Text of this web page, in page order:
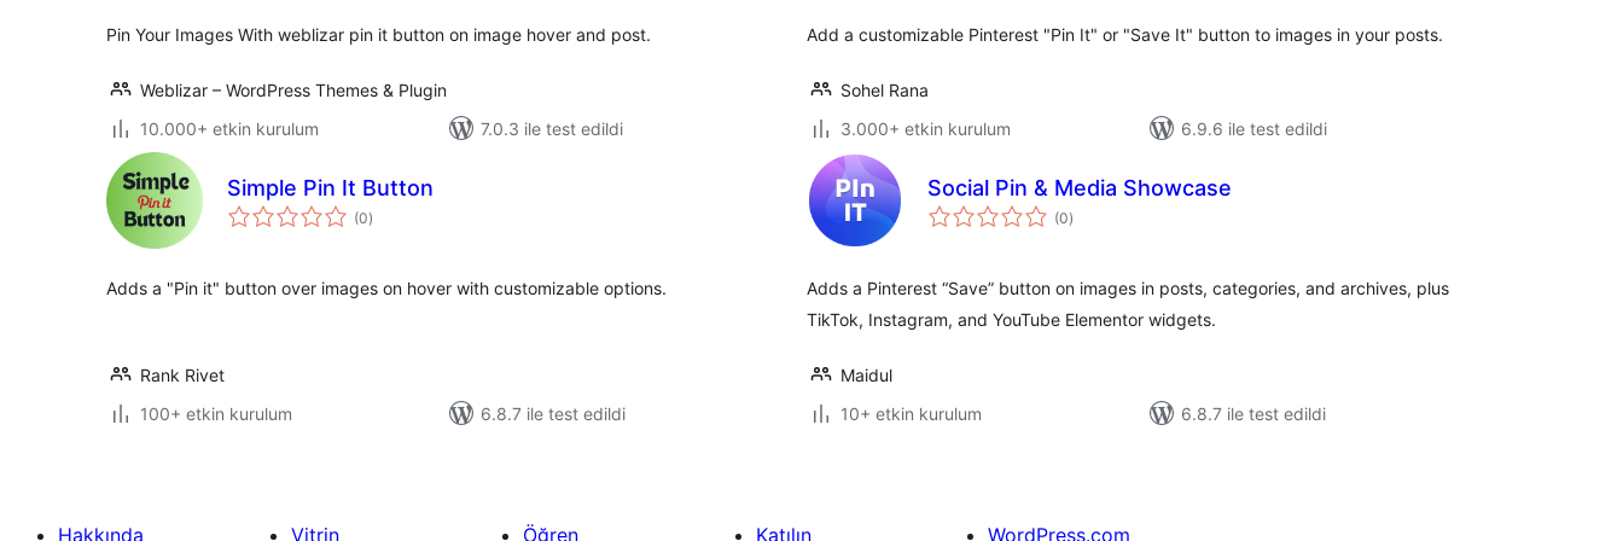
Pin Your Images With weblizar pin it button on image hover and post.
Weblizar – WordPress Themes & Plugin
10.000+ etkin kurulum
7.0.3 ile test edildi
Add a customizable Pinterest "Pin It" or "Save It" button to images in your posts.
Sohel Rana
3.000+ etkin kurulum
6.9.6 ile test edildi
Simple Pin It Button
(0toplam
puan
)
Adds a "Pin it" button over images on hover with customizable options.
Rank Rivet
100+ etkin kurulum
6.8.7 ile test edildi
Social Pin & Media Showcase
(0toplam
puan
)
Adds a Pinterest “Save” button on images in posts, categories, and archives, plus
TikTok, Instagram, and YouTube Elementor widgets.
Maidul
10+ etkin kurulum
6.8.7 ile test edildi
Hakkında Vitrin Öğren Katılın WordPress.com